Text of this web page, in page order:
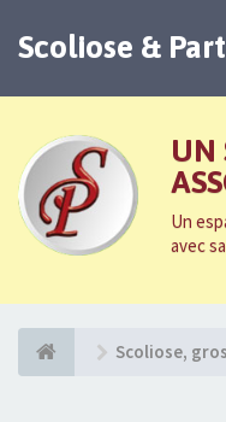
Scoliose &
UN
Un
avec
Scoliose,